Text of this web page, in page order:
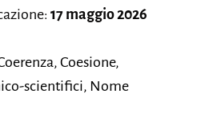
17 maggio 2026
Coesione,
scientifici, Nome